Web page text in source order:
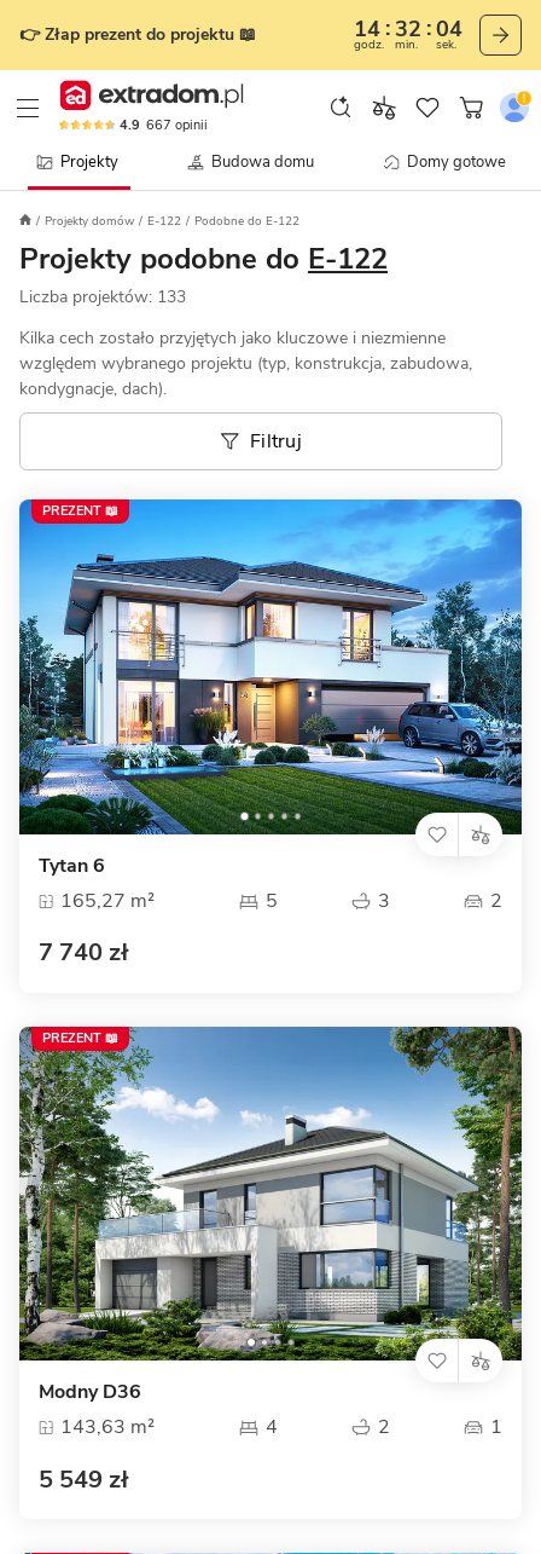
👉 Złap prezent do projektu 📖 14
godz.
32
min.
01
sek.
4.9 667 opinii
Projekty Budowa domu Domy gotowe
Projekty domów E-122 Podobne do E-122
Projekty podobne do E-122
Liczba projektów: 133
Kilka cech zostało przyjętych jako kluczowe i niezmienne
względem wybranego projektu (typ, konstrukcja, zabudowa,
kondygnacje, dach).
Filtruj
Tytan 6
165,27 m²
5 3 2
7 740 zł
PREZENT 📖
Modny D36
143,63 m²
4 2 1
5 549 zł
PREZENT 📖